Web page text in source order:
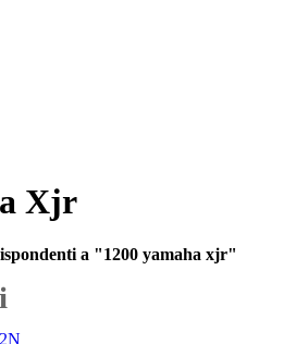
Xjr
a "1200 yamaha xjr"